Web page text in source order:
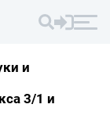
и
3/1 и